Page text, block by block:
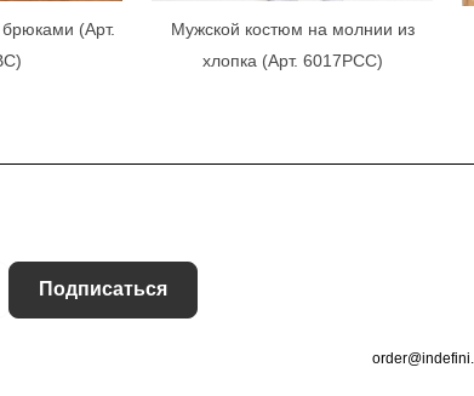
(Арт.
Мужской костюм на молнии из
хлопка (Арт. 6017PCC)
Подписаться